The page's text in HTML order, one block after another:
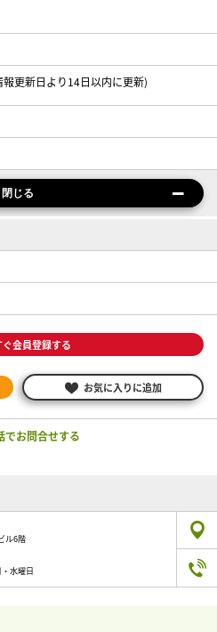
更新日より14日以内に更新)
閉じる
ぐ会員登録する
お気に入りに追加
でお問合せする
ル6階
水曜日